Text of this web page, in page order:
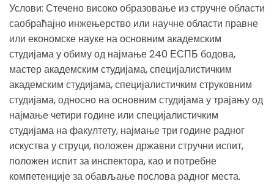
Услови: Стечено високо образовање из стручне области
саобраћајно инжењерство или научне области правне
или економске науке на основним академским
студијама у обиму од најмање 240 ЕСПБ бодова,
мастер академским студијама, специјалистичким
академским студијама, специјалистичким струковним
студијама, односно на основним студијама у трајању од
најмање четири године или специјалистичким
студијама на факултету, најмање три године радног
искуства у струци, положен државни стручни испит,
положен испит за инспектора, као и потребне
компетенције за обављање послова радног места.